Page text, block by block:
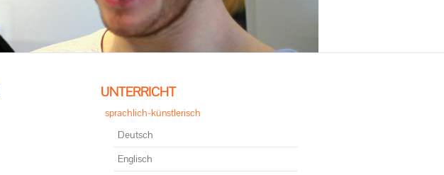
Navigation
UNTERRICHT
sprachlich-künstlerisch
Deutsch
Englisch